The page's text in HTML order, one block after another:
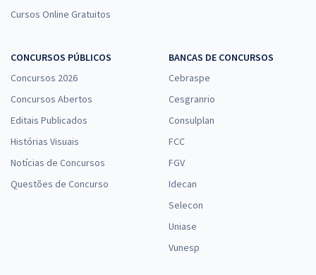
Cursos Online Gratuitos
CONCURSOS PÚBLICOS
Concursos 2026
Concursos Abertos
Editais Publicados
Histórias Visuais
Notícias de Concursos
Questões de Concurso
BANCAS DE CONCURSOS
Cebraspe
Cesgranrio
Consulplan
FCC
FGV
Idecan
Selecon
Uniase
Vunesp